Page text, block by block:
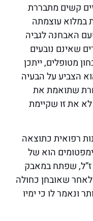
קשים מתבררת
במלוא עוצמתה
האבחנה לגביה
שאינם נובעים
מטופלים, ייתכן
הצביע על הבעיה
שתואמת את
את זו שקיימת
רפואית כתוצאה
הוא של
ז”ל, שפתח במאבק
שאובחן כחולה
ביותר ונאמר לו כי ימיו